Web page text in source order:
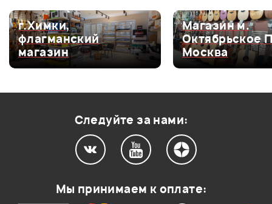
Мой отзыв о товаре
Ваша оценка:
Впечатления о товаре:
г.Химки,
флагманский
магазин
Магазин м.
Октябрьское
Москва
Следуйте за нами:
Мы принимаем к оплате: